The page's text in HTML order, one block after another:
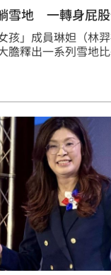
雪地 一轉身屁
孩」成員琳妲（林
膽釋出一系列雪地
大方展露修長美腿與
美照曝光後，粉絲
，甚至有網友幽默
，成功製造社群話題
為焦點。